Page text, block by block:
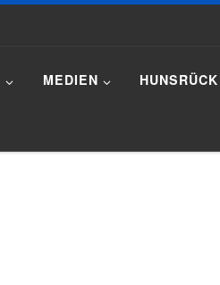
MEDIEN HUNSRÜCK